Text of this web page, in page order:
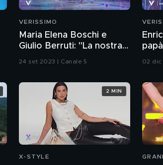
VERISSIMO
Maria Elena Boschi e
Giulio Berruti: "La nostra
storia d'amore"
24 set 2023 | Canale 5 02 dic
X-STYLE
2 MIN